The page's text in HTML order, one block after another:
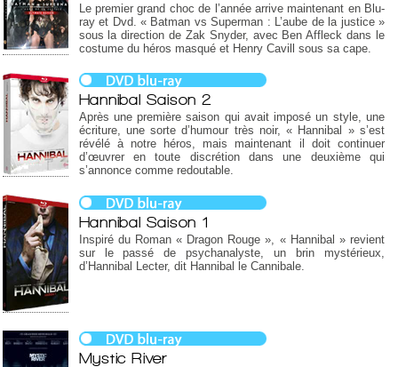
Le premier grand choc de l’année arrive maintenant en Blu-
ray et Dvd. « Batman vs Superman : L’aube de la justice »
sous la direction de Zak Snyder, avec Ben Affleck dans le
costume du héros masqué et Henry Cavill sous sa cape.
Hannibal Saison 2
Après une première saison qui avait imposé un style, une
écriture, une sorte d’humour très noir, « Hannibal » s’est
révélé à notre héros, mais maintenant il doit continuer
d’œuvrer en toute discrétion dans une deuxième qui
s’annonce comme redoutable.
Hannibal Saison 1
Inspiré du Roman « Dragon Rouge », « Hannibal » revient
sur le passé de psychanalyste, un brin mystérieux,
d’Hannibal Lecter, dit Hannibal le Cannibale.
Mystic River